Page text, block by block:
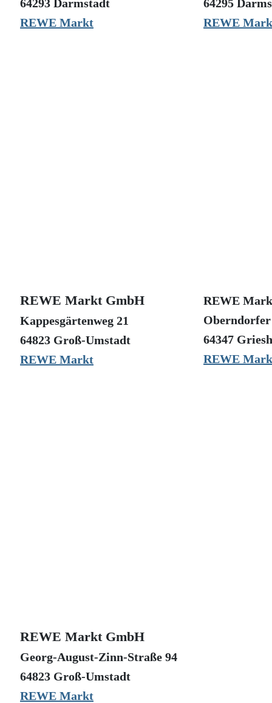
64293 Darmstadt
REWE Markt
64295
REWE
REWE Markt GmbH
Kappesgärtenweg 21
64823 Groß-Umstadt
REWE Markt
REWE
Oberndorfer
64347
REWE
REWE Markt GmbH
Georg-August-Zinn-Straße 94
64823 Groß-Umstadt
REWE Markt